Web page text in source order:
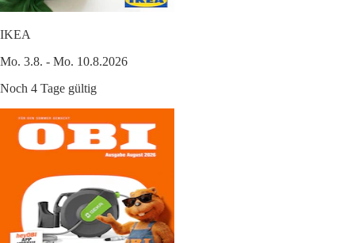
IKEA
Mo. 3.8. - Mo. 10.8.2026
Noch 4 Tage gültig